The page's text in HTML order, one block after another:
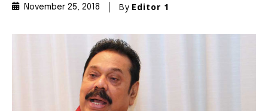
November 25, 2018 By Editor 1